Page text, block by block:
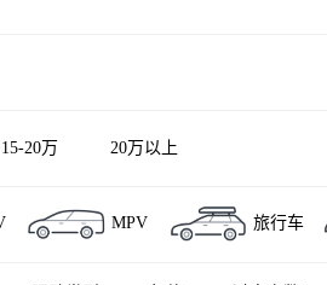
15-20万 20万以上
MPV 旅行车